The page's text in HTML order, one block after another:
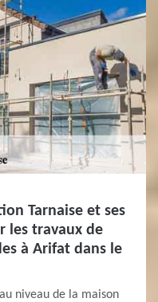
Tarnaise et ses
les travaux de
à Arifat dans le
niveau de la maison